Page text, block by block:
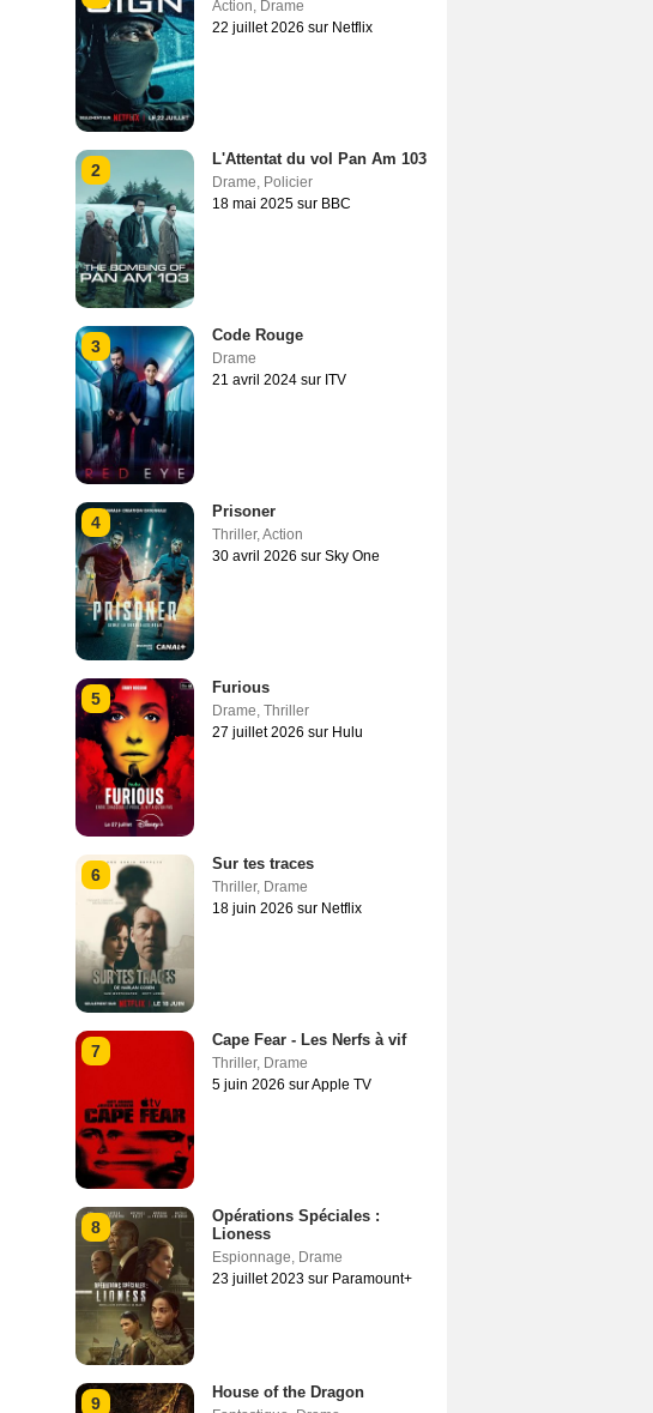
Action, Drame
22 juillet 2026 sur Netflix
2
L'Attentat du vol Pan Am 103
Drame, Policier
18 mai 2025 sur BBC
3
Code Rouge
Drame
21 avril 2024 sur ITV
4
Prisoner
Thriller,Action
30 avril 2026 sur Sky One
5
Furious
Drame, Thriller
27 juillet 2026 sur Hulu
6
Sur tes traces
Thriller, Drame
18 juin 2026 sur Netflix
7
Cape Fear - Les Nerfs à vif
Thriller, Drame
5 juin 2026 sur Apple TV
8
Opérations Spéciales :
Lioness
Espionnage, Drame
23 juillet 2023 sur Paramount+
9
House of the Dragon